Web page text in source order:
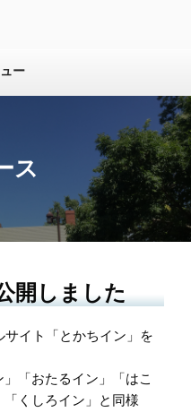
ー
ス
開しました
イト「とかちイン」を
」「おたるイン」「はこ
くしろイン」と同様